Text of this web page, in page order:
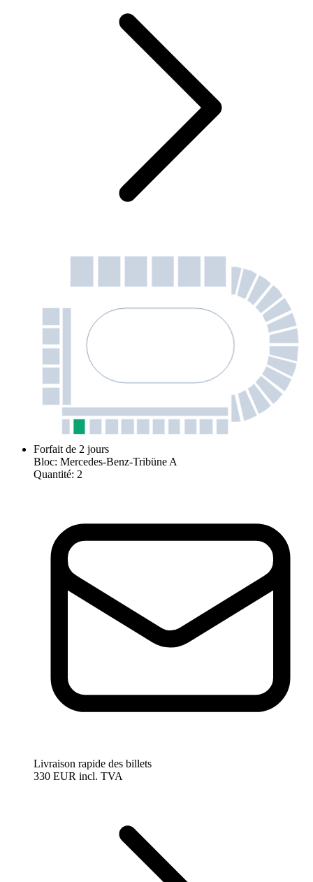
Forfait de 2 jours
Bloc: Mercedes-Benz-Tribüne A
Quantité: 2
Livraison rapide des billets
330 EUR incl. TVA